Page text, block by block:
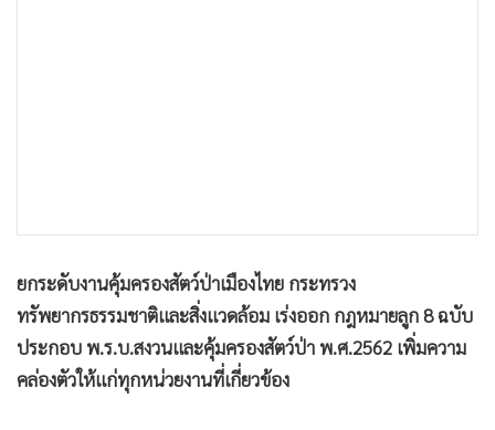
• หุ้น
• อินโดจีน
• กองทุนรวม
• Celeb Online
ยกระดับงานคุ้มครองสัตว์ป่าเมืองไทย กระทรวง
ทรัพยากรธรรมชาติและสิ่งแวดล้อม เร่งออก กฎหมายลูก 8 ฉบับ
ประกอบ พ.ร.บ.สงวนและคุ้มครองสัตว์ป่า พ.ศ.2562 เพิ่มความ
คล่องตัวให้แก่ทุกหน่วยงานที่เกี่ยวข้อง